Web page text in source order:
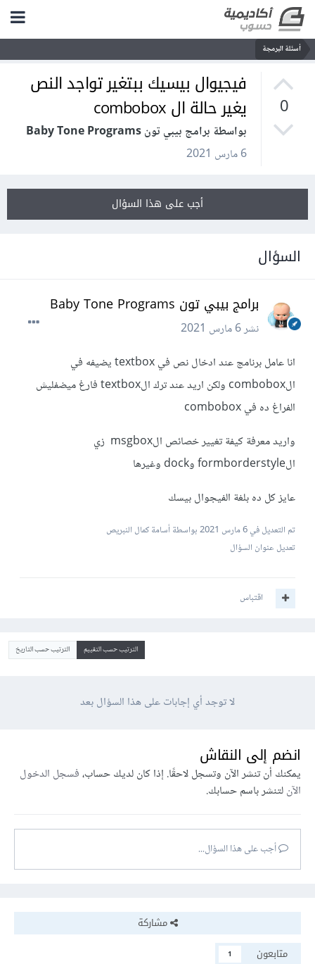
أسئلة البرمجة
0
فيجيوال بيسيك ببتغير تواجد النص
يغير حالة ال combobox
بواسطة برامج بيبي تون Baby Tone Programs
6 مارس 2021
أجب على هذا السؤال
السؤال
برامج بيبي تون Baby Tone Programs
نشر6 مارس 2021
انا عامل برنامج عند ادخال نص في textbox يضيفه في
الcombobox ولكن اريد عند ترك الtextbox فارغ ميضفليش
الفراغ ده في combobox
واريد معرفة كيفة تغيير خصائص الmsgbox زي
الformborderstyle وdock وغيرها
عايز كل ده بلغة الفيجوال بيسك
تم التعديل في6 مارس 2021
بواسطة أسامة كمال النبريص
تعديل عنوان السؤال
اقتباس
الترتيب حسب التقييم الترتيب حسب التاريخ
لا توجد أي إجابات على هذا السؤال بعد
انضم إلى النقاش
يمكنك أن تنشر الآن وتسجل لاحقًا. إذا كان لديك حساب،فسجل الدخول
الآنلتنشر باسم حسابك.
أجب على هذا السؤال...
مشاركة
متابعون
1